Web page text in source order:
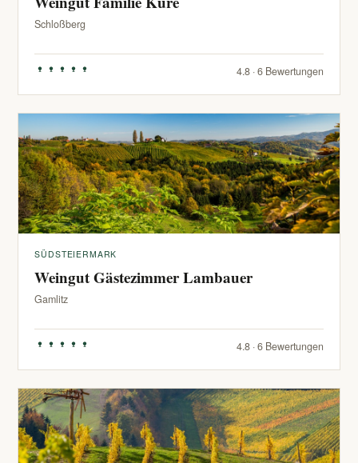
Schloßberg
4.8 · 6 Bewertungen
SÜDSTEIERMARK
Weingut Gästezimmer Lambauer
Gamlitz
4.8 · 6 Bewertungen